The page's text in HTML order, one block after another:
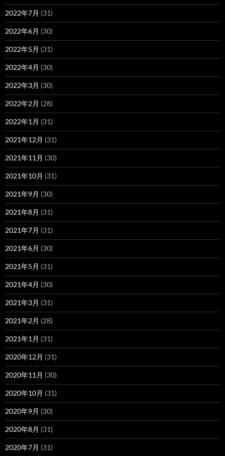
2022年7月 (31)
2022年6月 (30)
2022年5月 (31)
2022年4月 (30)
2022年3月 (30)
2022年2月 (28)
2022年1月 (31)
2021年12月 (31)
2021年11月 (30)
2021年10月 (31)
2021年9月 (30)
2021年8月 (31)
2021年7月 (31)
2021年6月 (30)
2021年5月 (31)
2021年4月 (30)
2021年3月 (31)
2021年2月 (28)
2021年1月 (31)
2020年12月 (31)
2020年11月 (30)
2020年10月 (31)
2020年9月 (30)
2020年8月 (31)
2020年7月 (31)